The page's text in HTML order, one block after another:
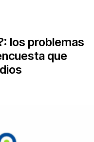
los problemas
que